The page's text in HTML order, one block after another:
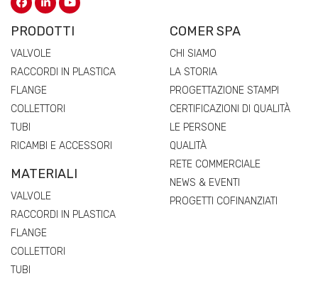
PRODOTTI
VALVOLE
RACCORDI IN PLASTICA
FLANGE
COLLETTORI
TUBI
RICAMBI E ACCESSORI
MATERIALI
VALVOLE
RACCORDI IN PLASTICA
FLANGE
COLLETTORI
TUBI
COMER SPA
CHI SIAMO
LA STORIA
PROGETTAZIONE STAMPI
CERTIFICAZIONI DI QUALITÀ
LE PERSONE
QUALITÀ
RETE COMMERCIALE
NEWS & EVENTI
PROGETTI COFINANZIATI